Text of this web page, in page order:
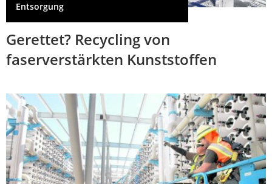
Entsorgung
Gerettet? Recycling von
faserverstärkten Kunststoffen